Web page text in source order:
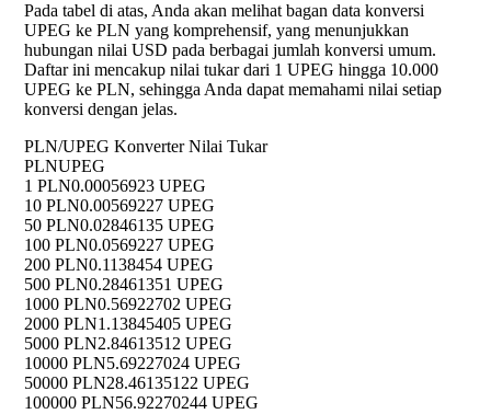
Pada tabel di atas, Anda akan melihat bagan data konversi
UPEG ke PLN yang komprehensif, yang menunjukkan
hubungan nilai USD pada berbagai jumlah konversi umum.
Daftar ini mencakup nilai tukar dari 1 UPEG hingga 10.000
UPEG ke PLN, sehingga Anda dapat memahami nilai setiap
konversi dengan jelas.
PLN/UPEG Konverter Nilai Tukar
PLNUPEG
1 PLN0.00056923 UPEG
10 PLN0.00569227 UPEG
50 PLN0.02846135 UPEG
100 PLN0.0569227 UPEG
200 PLN0.1138454 UPEG
500 PLN0.28461351 UPEG
1000 PLN0.56922702 UPEG
2000 PLN1.13845405 UPEG
5000 PLN2.84613512 UPEG
10000 PLN5.69227024 UPEG
50000 PLN28.46135122 UPEG
100000 PLN56.92270244 UPEG